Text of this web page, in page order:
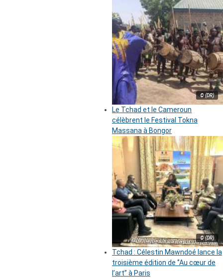
© (DR)
Le Tchad et le Cameroun
célèbrent le Festival Tokna
Massana à Bongor
© (DR)
Tchad : Célestin Mawndoé lance la
troisième édition de ‘’Au cœur de
l’art’’ à Paris